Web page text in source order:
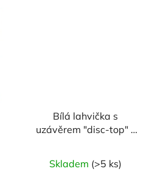
Bílá lahvička s
uzávěrem "disc-top" -
Skladem (>5 ks)